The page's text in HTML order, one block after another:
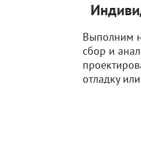
Выполним
сбор и
отладку